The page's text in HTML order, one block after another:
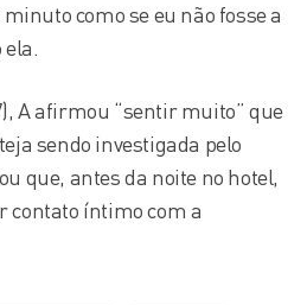
como se eu não fosse a
A afirmou “sentir muito” que
sendo investigada pelo
que, antes da noite no hotel,
contato íntimo com a